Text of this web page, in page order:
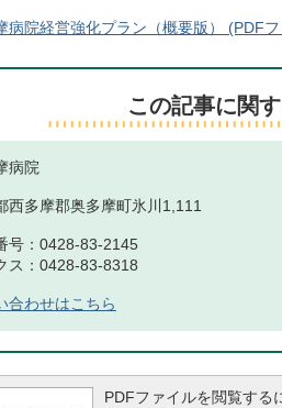
病院経営強化プラン（概要版） (PDF
この記事に関
病院
西多摩郡奥多摩町氷川1,111
号：0428-83-2145
ス：0428-83-8318
合わせはこちら
PDFファイルを閲覧する